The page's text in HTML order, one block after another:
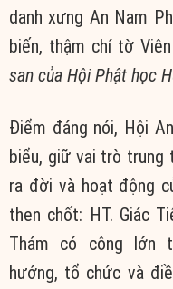
danh xưng An Nam
biến, thậm chí tờ
san của Hội Phật học
Điểm đáng nói, Hội
biểu, giữ vai trò trung
ra đời và hoạt động
then chốt: HT. Giác
Thám có công lớn
hướng, tổ chức và